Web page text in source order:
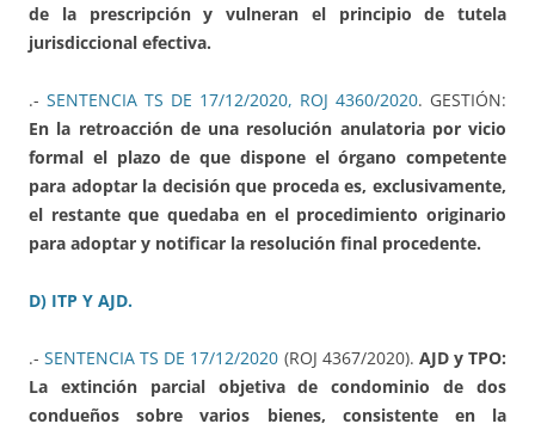
de la prescripción y vulneran el principio de tutela
jurisdiccional efectiva.
.- SENTENCIA TS DE 17/12/2020, ROJ 4360/2020. GESTIÓN:
En la retroacción de una resolución anulatoria por vicio
formal el plazo de que dispone el órgano competente
para adoptar la decisión que proceda es, exclusivamente,
el restante que quedaba en el procedimiento originario
para adoptar y notificar la resolución final procedente.
D) ITP Y AJD.
.-SENTENCIA TS DE 17/12/2020 (ROJ 4367/2020). AJD y TPO:
La extinción parcial objetiva de condominio de dos
condueños sobre varios bienes, consistente en la